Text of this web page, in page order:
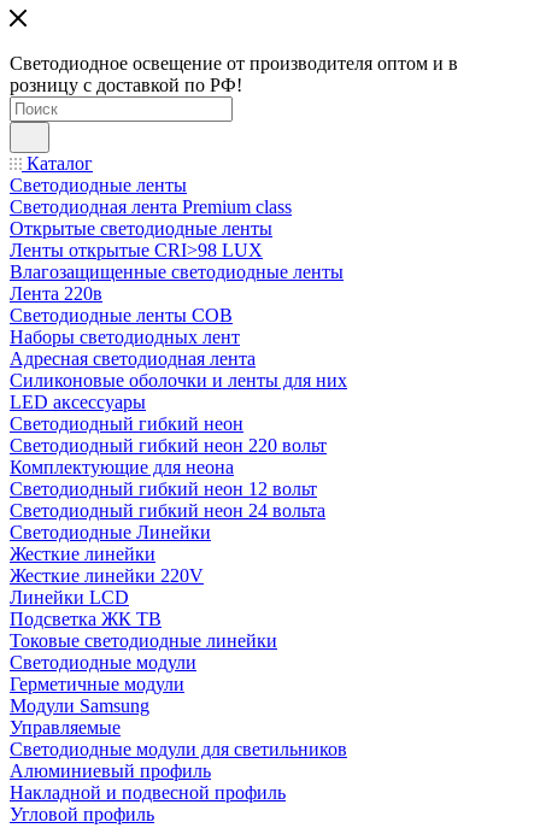
Светодиодное освещение от производителя оптом и в
розницу с доставкой по РФ!
Каталог
Светодиодные ленты
Светодиодная лента Premium class
Открытые светодиодные ленты
Ленты открытые CRI>98 LUX
Влагозащищенные светодиодные ленты
Лента 220в
Светодиодные ленты COB
Наборы светодиодных лент
Адресная светодиодная лента
Силиконовые оболочки и ленты для них
LED аксессуары
Светодиодный гибкий неон
Светодиодный гибкий неон 220 вольт
Комплектующие для неона
Светодиодный гибкий неон 12 вольт
Светодиодный гибкий неон 24 вольта
Светодиодные Линейки
Жесткие линейки
Жесткие линейки 220V
Линейки LCD
Подсветка ЖК ТВ
Токовые светодиодные линейки
Светодиодные модули
Герметичные модули
Модули Samsung
Управляемые
Светодиодные модули для светильников
Алюминиевый профиль
Накладной и подвесной профиль
Угловой профиль